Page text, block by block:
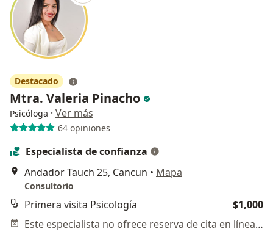
Destacado
Mtra. Valeria Pinacho
Psicóloga · Ver más
64 opiniones
Especialista de confianza
Andador Tauch 25, Cancun • Mapa
Consultorio
Primera visita Psicología
$1,000
Este especialista no ofrece reserva de cita en línea en esta dirección.